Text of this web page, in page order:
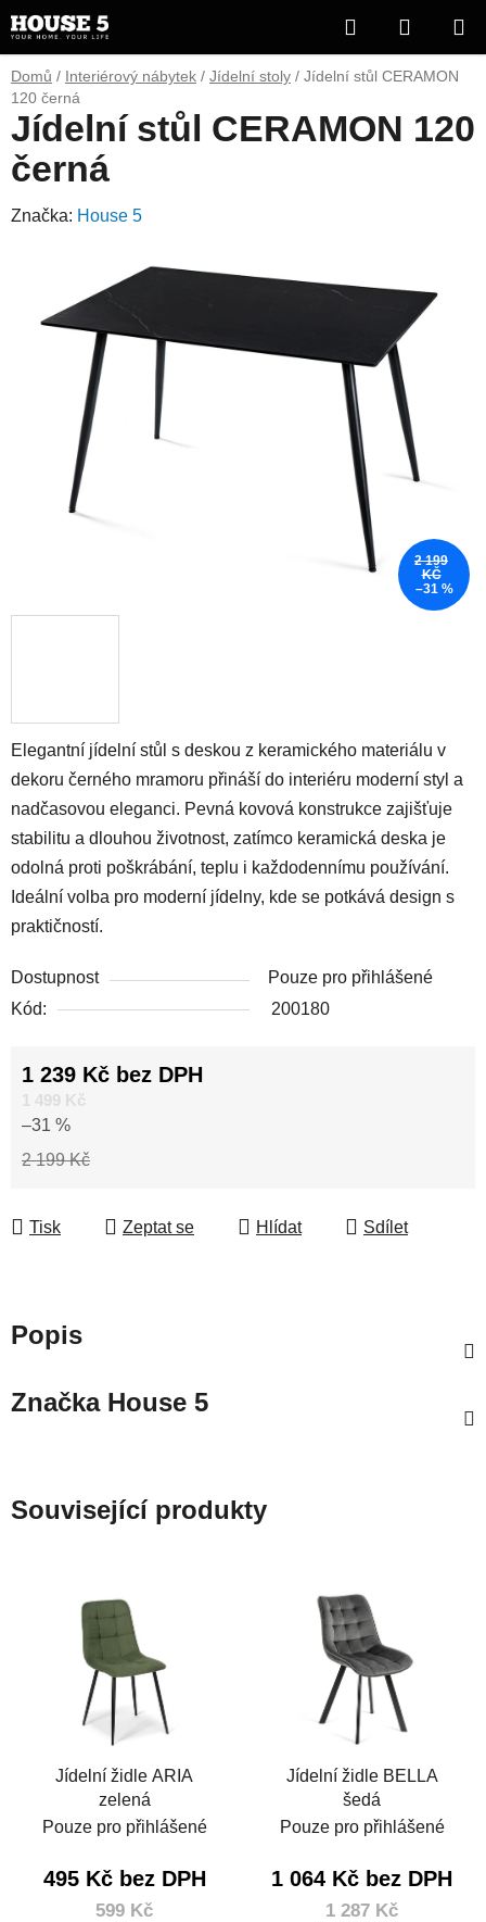
na
obsah
Hledat
KOŠÍK
Domů / Interiérový nábytek / Jídelní stoly / Jídelní stůl CERAMON
120 černá
Elegantní jídelní stůl s deskou z keramického materiálu v
dekoru černého mramoru přináší do interiéru moderní styl a
nadčasovou eleganci. Pevná kovová konstrukce zajišťuje
stabilitu a dlouhou životnost, zatímco keramická deska je
odolná proti poškrábání, teplu i každodennímu používání.
Ideální volba pro moderní jídelny, kde se potkává design s
praktičností.
Dostupnost
Pouze pro přihlášené
Kód:
200180
2 199 Kč
–31 %
1 499 Kč
1 239 Kč bez DPH
Měrná cena:
Tisk Zeptat se Hlídat Sdílet
Jídelní stůl CERAMON 120
černá
Značka: House 5
2 199
KČ
–31 %
Popis
ZnačkaHouse 5
Související produkty
Jídelní židle ARIA
zelená
Pouze pro přihlášené
495 Kč bez DPH
599 Kč
Jídelní židle BELLA
šedá
Pouze pro přihlášené
1 064 Kč bez DPH
1 287 Kč